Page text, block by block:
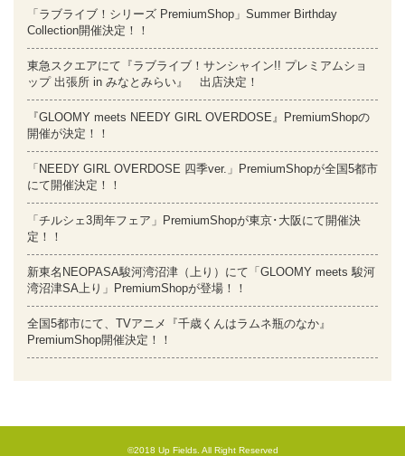
「ラブライブ！シリーズ PremiumShop」Summer Birthday
Collection開催決定！！
東急スクエアにて『ラブライブ！サンシャイン!! プレミアムショ
ップ 出張所 in みなとみらい』 出店決定！
『GLOOMY meets NEEDY GIRL OVERDOSE』PremiumShopの
開催が決定！！
「NEEDY GIRL OVERDOSE 四季ver.」PremiumShopが全国5都市
にて開催決定！！
「チルシェ3周年フェア」PremiumShopが東京･大阪にて開催決
定！！
新東名NEOPASA駿河湾沼津（上り）にて「GLOOMY meets 駿河
湾沼津SA上り」PremiumShopが登場！！
全国5都市にて、TVアニメ『千歳くんはラムネ瓶のなか』
PremiumShop開催決定！！
©2018 Up Fields. All Right Reserved